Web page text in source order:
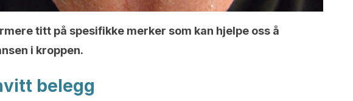
titt på spesifikke merker som kan hjelpe oss å
i kroppen.
belegg